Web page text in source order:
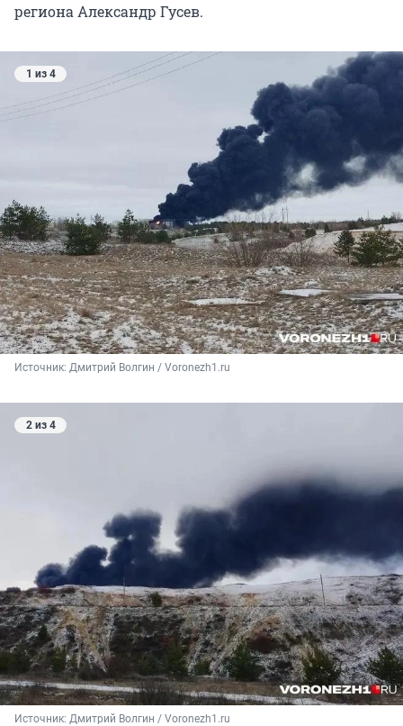
региона Александр Гусев.
1 из 4
Источник: Дмитрий Волгин / Voronezh1.ru
2 из 4
Источник: Дмитрий Волгин / Voronezh1.ru